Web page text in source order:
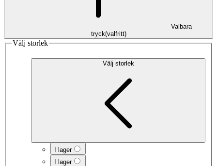
Valbara
tryck(valfritt)
Välj storlek
Välj storlek
I lager
I lager